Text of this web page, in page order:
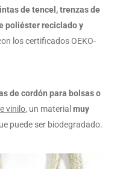
de tencel, trenzas de
poliéster reciclado y
los certificados OEKO-
de cordón para bolsas o
vinilo, un material muy
puede ser biodegradado.